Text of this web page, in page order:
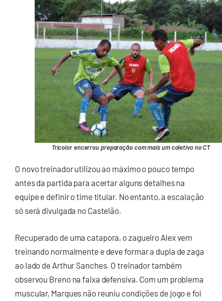
Tricolor encerrou preparação com mais um coletivo no CT
O novo treinador utilizou ao máximo o pouco tempo
antes da partida para acertar alguns detalhes na
equipe e definir o time titular. No entanto, a escalação
só será divulgada no Castelão.
Recuperado de uma catapora, o zagueiro Alex vem
treinando normalmente e deve formar a dupla de zaga
ao lado de Arthur Sanches. O treinador também
observou Breno na faixa defensiva. Com um problema
muscular, Marques não reuniu condições de jogo e foi